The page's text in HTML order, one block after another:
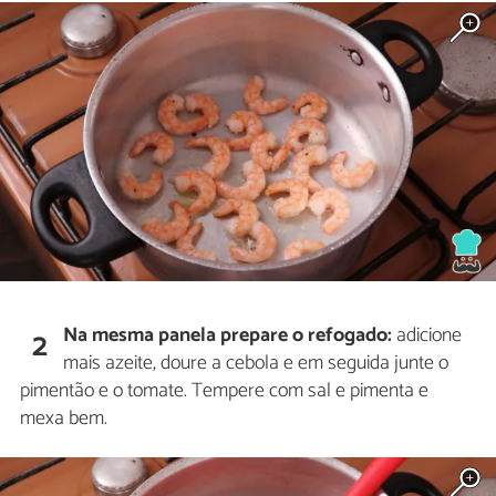
2 Na mesma panela prepare o refogado:adicione
mais azeite, doure a cebola e em seguida junte o
pimentão e o tomate. Tempere com sal e pimenta e
mexa bem.